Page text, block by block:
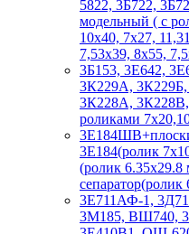
5822, 3Б722,
модельный ( с
10х40, 7х27,
7,53х39, 8х55,
3Б153, 3Е642,
3К229А,
3К228А,
роликами
3Е184(ролик
(ролик 6.35х29.8
3Е711АФ-1,
3М185, ВШ740,